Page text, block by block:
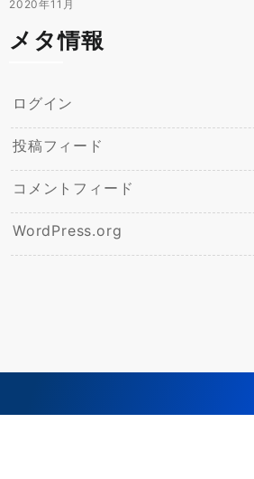
2020年11月
メタ情報
ログイン
投稿フィード
コメントフィード
WordPress.org